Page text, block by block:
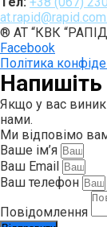
® АТ “КВК
Facebook
Політика
Якщо у вас
нами.
Ми відповімо
Ваше ім’я
Ваш Email
Ваш телефон
Повідомлення